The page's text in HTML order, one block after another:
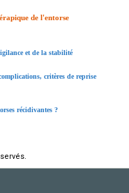
de l'entorse
et de la stabilité
critères de reprise
récidivantes ?